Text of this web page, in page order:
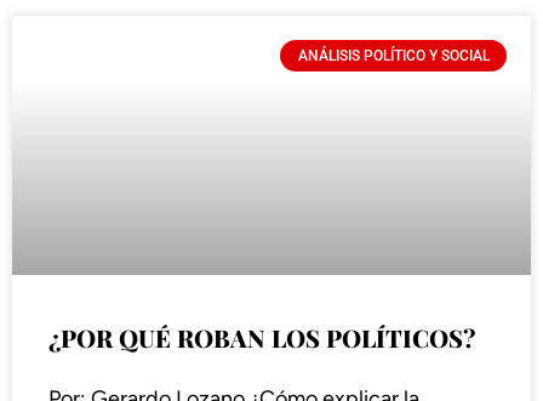
ANÁLISIS POLÍTICO Y SOCIAL
¿POR QUÉ ROBAN LOS POLÍTICOS?